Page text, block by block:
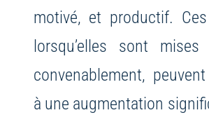
motivé, et productif.
lorsqu’elles sont
convenablement,
à une augmentation